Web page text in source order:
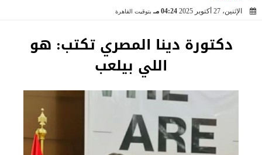
الإثنين، 27 أكتوبر 2025
04:24 مـ بتوقيت القاهرة
دكتورة دينا المصري تكتب: هو
اللي بيلعب